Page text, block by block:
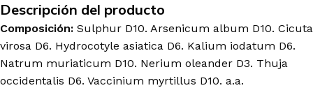
Descripción del producto
Composición: Sulphur D10. Arsenicum album D10. Cicuta
virosa D6. Hydrocotyle asiatica D6. Kalium iodatum D6.
Natrum muriaticum D10. Nerium oleander D3. Thuja
occidentalis D6. Vaccinium myrtillus D10. a.a.